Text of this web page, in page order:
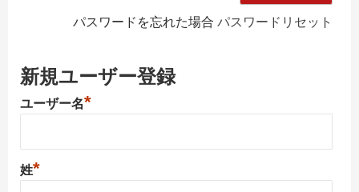
パスワードを忘れた場合パスワードリセット
新規ユーザー登録
ユーザー名*
姓*